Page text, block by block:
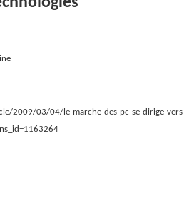
2009/03/04/le-marche-des-pc-se-dirige-vers-